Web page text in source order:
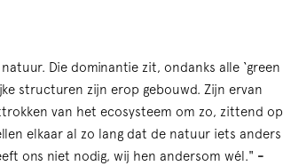
Die dominantie zit, ondanks alle ‘green
structuren zijn erop gebouwd. Zijn ervan
van het ecosysteem om zo, zittend op
elkaar al zo lang dat de natuur iets anders
ons niet nodig, wij hen andersom wél." -